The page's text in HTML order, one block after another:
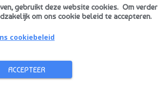
Klik hier.
hier.
verklaart u ons privacybeleid te
te gaan met dit privacybeleid.
INSTRUCTIE VIDEO
gebruikt deze website cookies. Om verder
om ons cookie beleid te accepteren.
cookiebeleid
ACCEPTEER